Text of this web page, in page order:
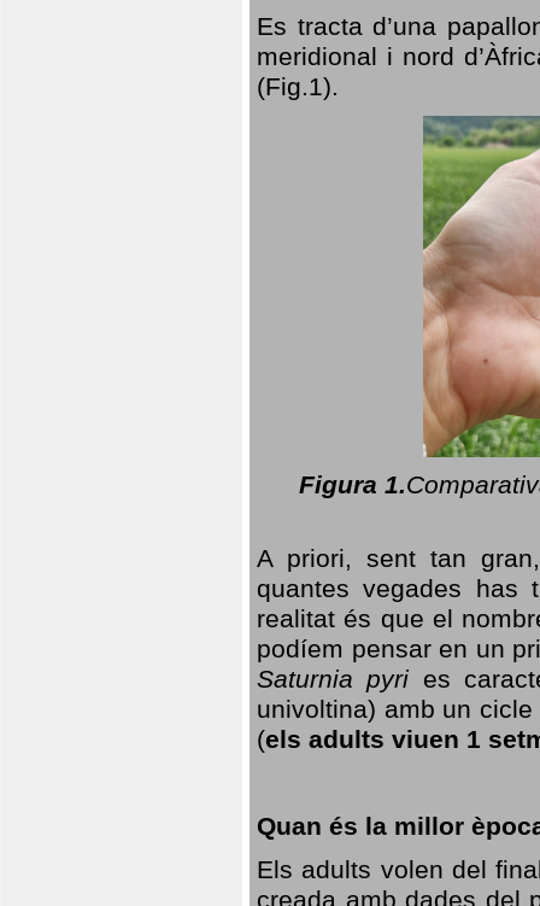
Es tracta d’una
meridional i nord
(Fig.1).
Figura 1.
A priori, sent tan
quantes vegades has
realitat és que el
podíem pensar en un
Saturnia pyri es
univoltina) amb un
(els adults viuen 1
Quan és la millor
Els adults volen del
creada amb dades del